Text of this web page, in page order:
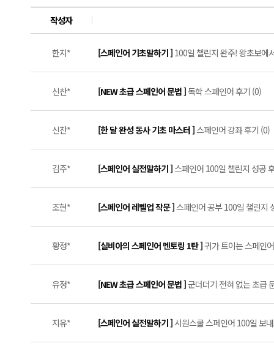
작성자
한지* [스페인어 기초말하기 ] 100일 챌린지 완주! 왕초보에
신찬* [NEW 초급 스페인어 문법 ]독학 스페인어 후기 (0)
신찬* [한 달 완성 동사 기초 마스터 ]스페인어 강좌 후기 (0)
김주* [스페인어 실전말하기 ]스페인어 100일 챌린지 성공
조현* [스페인어 레벨업 작문 ]스페인어 공부 100일 챌린지
황정* [실비아의 스페인어 멘토링 1탄 ]귀가 트이는 스페인
유정* [NEW 초급 스페인어 문법 ]군더더기 전혀 없는 초급
지유* [스페인어 실전말하기 ]시원스쿨 스페인어 100일 보